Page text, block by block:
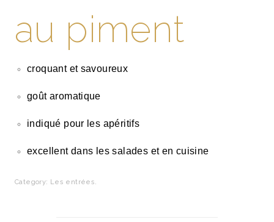
au piment
croquant et savoureux
goût aromatique
indiqué pour les apéritifs
excellent dans les salades et en cuisine
Category: Les entrées.